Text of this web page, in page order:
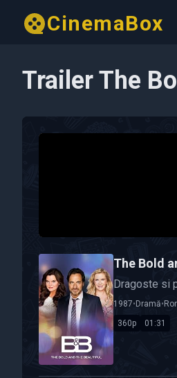
CinemaBox
Trailer The
The Bold
Dragoste si
1987• Dramă•
360p
Calitate Video:
01:31
Durată: 01:31